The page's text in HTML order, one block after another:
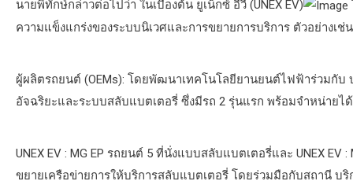
นายพิทักษ์กล่าวต่อไปว่า ในเบื้องต้น ยูเน็กซ์ อีวี (UNEX EV)
ความแข็งแกร่งของระบบนิเวศและการขยายการบริการ ตัวอย่างเช่น
ผู้ผลิตรถยนต์ (OEMs): โดยพัฒนาเทคโนโลยียานยนต์ไฟฟ้าร่วมกับ
อัจฉริยะและระบบสลับแบตเตอรี่ ซึ่งมีรถ 2 รุ่นแรก พร้อมจำหน่ายไ
UNEX EV : MG EP รถยนต์ 5 ที่นั่งแบบสลับแบตเตอรี่และ UNEX
ขยายเครือข่ายการให้บริการสลับแบตเตอรี่ โดยร่วมมือกับสถานี